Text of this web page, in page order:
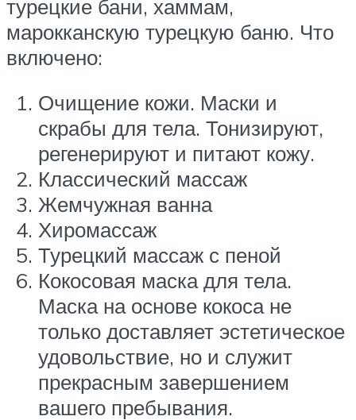
турецкие бани, хаммам,
марокканскую турецкую баню. Что
включено:
Очищение кожи. Маски и
скрабы для тела. Тонизируют,
регенерируют и питают кожу.
Классический массаж
Жемчужная ванна
Хиромассаж
Турецкий массаж с пеной
Кокосовая маска для тела.
Маска на основе кокоса не
только доставляет эстетическое
удовольствие, но и служит
прекрасным завершением
вашего пребывания.